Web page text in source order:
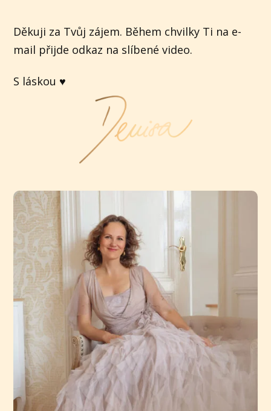
Děkuji za Tvůj zájem. Během chvilky Ti na e-
mail přijde odkaz na slíbené video.
S láskou ♥